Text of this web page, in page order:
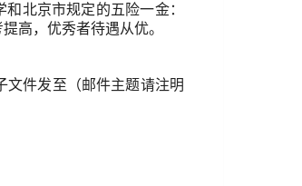
北京市规定的五险一金：
高，优秀者待遇从优。
件发至（邮件主题请注明